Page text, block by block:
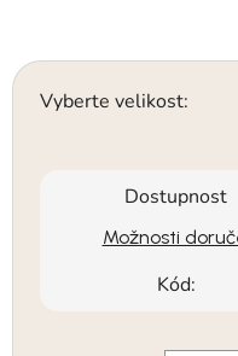
Vyberte velikost:
Dostupnost
Možnosti
Kód: